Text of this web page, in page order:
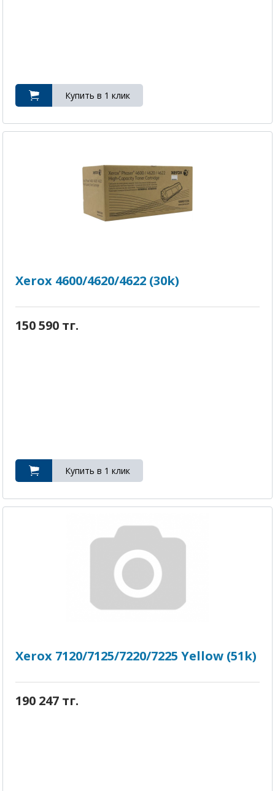
Xerox 4600/4620/4622 (30k)
150 590 тг.
Xerox 7120/7125/7220/7225 Yellow (51k)
190 247 тг.